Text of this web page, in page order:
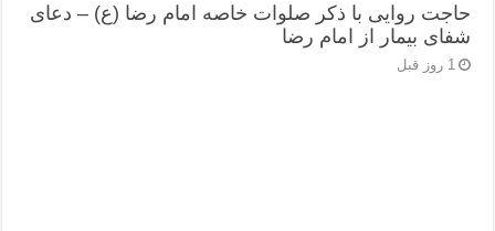
حاجت روایی با ذکر صلوات خاصه امام رضا (ع) – دعای
شفای بیمار از امام رضا
1 روز قبل